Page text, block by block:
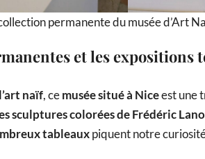
permanente du musée d’Art
et les expositions
l’art naïf, cemusée situé à Niceest une
sculptures colorées de Frédéric
tableauxpiquent notre